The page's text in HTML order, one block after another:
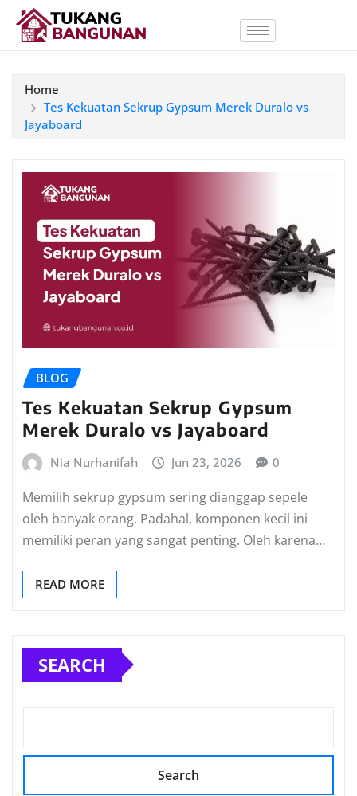
Home
Tes Kekuatan Sekrup Gypsum Merek Duralo vs
Jayaboard
BLOG
Tes Kekuatan Sekrup Gypsum
Merek Duralo vs Jayaboard
Nia Nurhanifah Jun 23, 2026 0
Memilih sekrup gypsum sering dianggap sepele
oleh banyak orang. Padahal, komponen kecil ini
memiliki peran yang sangat penting. Oleh karena…
READ MORE
SEARCH
Search